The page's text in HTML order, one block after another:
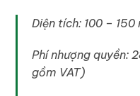
Diện tích: 100 – 150
Phí nhượng quyền:
gồm VAT)